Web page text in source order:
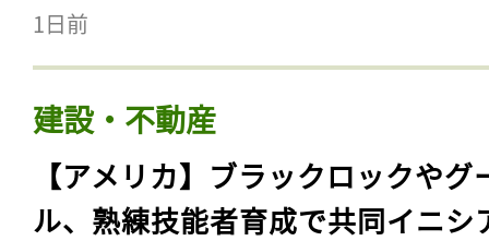
1日前
建設・不動産
【アメリカ】ブラックロックやグ
ル、熟練技能者育成で共同イニシ